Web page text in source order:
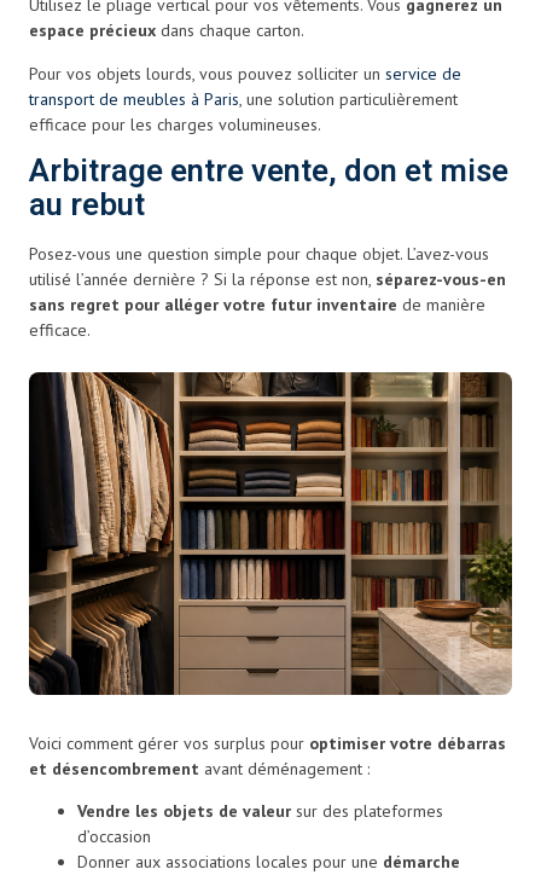
Utilisez le pliage vertical pour vos vêtements. Vous gagnerez un
espace précieux dans chaque carton.
Pour vos objets lourds, vous pouvez solliciter un service de
transport de meubles à Paris, une solution particulièrement
efficace pour les charges volumineuses.
Arbitrage entre vente, don et mise
au rebut
Posez-vous une question simple pour chaque objet. L’avez-vous
utilisé l’année dernière ? Si la réponse est non, séparez-vous-en
sans regret pour alléger votre futur inventaire de manière
efficace.
Voici comment gérer vos surplus pour optimiser votre débarras
et désencombrement avant déménagement :
Vendre les objets de valeur sur des plateformes
d’occasion
Donner aux associations locales pour une démarche